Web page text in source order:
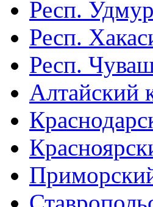
Респ.
Респ.
Респ.
Алтайский